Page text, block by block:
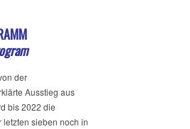
der
Ausstieg aus
bis 2022 die
sieben noch in